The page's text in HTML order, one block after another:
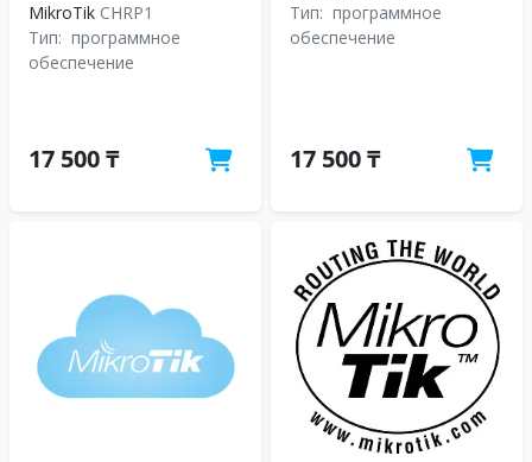
MikroTik CHRP1
Тип: программное
обеспечение
17 500 ₸
Тип: программное
обеспечение
17 500 ₸